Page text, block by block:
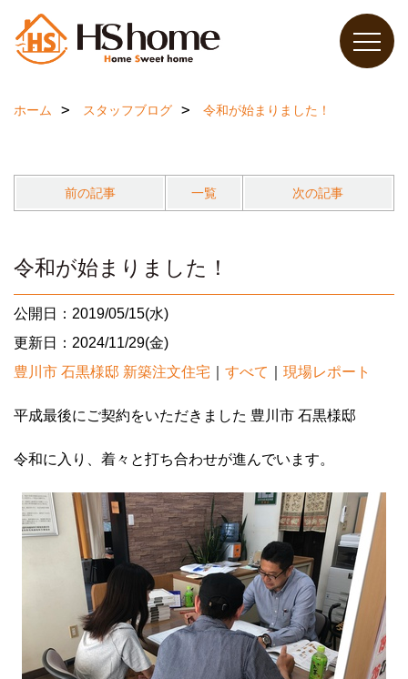
ホーム スタッフブログ 令和が始まりました！
前の記事 一覧 次の記事
令和が始まりました！
公開日：2019/05/15(水)
更新日：2024/11/29(金)
豊川市 石黒様邸 新築注文住宅
すべて 現場レポート
平成最後にご契約をいただきました 豊川市 石黒様邸
令和に入り、着々と打ち合わせが進んでいます。